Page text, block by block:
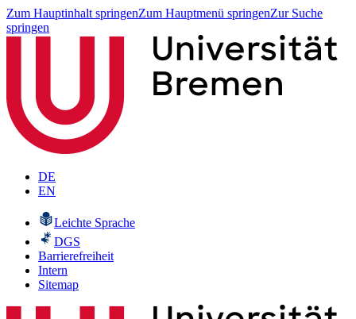
Zum Hauptinhalt springenZum Hauptmenü springenZur Suche
springen
DE
EN
Leichte Sprache
DGS
Barrierefreiheit
Intern
Sitemap